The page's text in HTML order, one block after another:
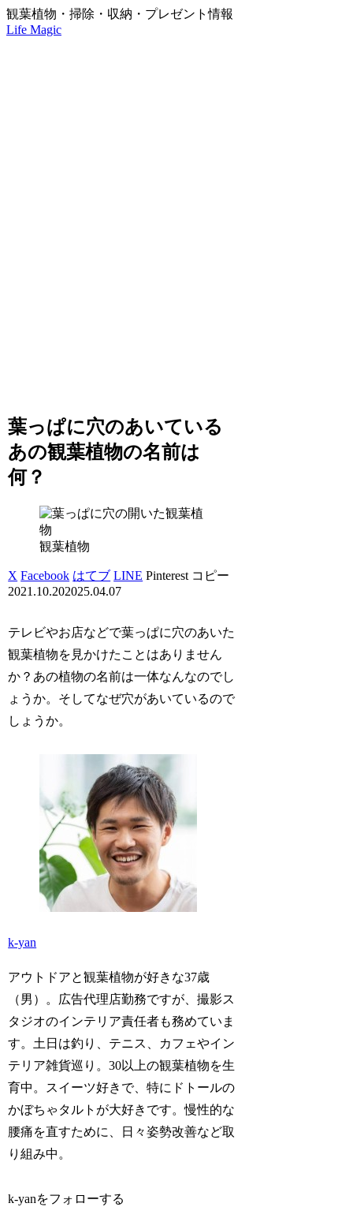
観葉植物・掃除・収納・プレゼント情報
Life Magic
葉っぱに穴のあいている
あの観葉植物の名前は
何？
観葉植物
X Facebook はてブ LINE Pinterest コピー
2021.10.202025.04.07
テレビやお店などで葉っぱに穴のあいた
観葉植物を見かけたことはありません
か？あの植物の名前は一体なんなのでし
ょうか。そしてなぜ穴があいているので
しょうか。
k-yan
アウトドアと観葉植物が好きな37歳
（男）。広告代理店勤務ですが、撮影ス
タジオのインテリア責任者も務めていま
す。土日は釣り、テニス、カフェやイン
テリア雑貨巡り。30以上の観葉植物を生
育中。スイーツ好きで、特にドトールの
かぼちゃタルトが大好きです。慢性的な
腰痛を直すために、日々姿勢改善など取
り組み中。
k-yanをフォローする